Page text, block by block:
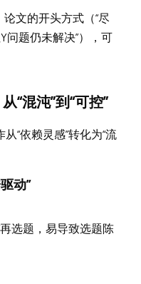
论文的开头方式（“尽
问题仍未解决”），可
“混沌”到“可控”
“依赖灵感”转化为“流
动”
选题，易导致选题陈